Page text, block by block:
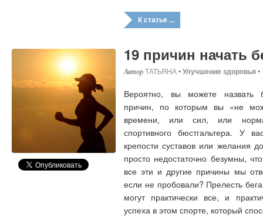
К статье ...
19 причин начать
ТАТЬЯНА•Улучшение здоровья •
Вероятно, вы можете назвать
причин, по которым вы «не
времени, или сил, или
спортивного бюстгальтера. У
крепости суставов или желания
просто недостаточно безумны,
все эти и другие причины мы
если не пробовали? Прелесть
могут практически все, и
успеха в этом спорте, который